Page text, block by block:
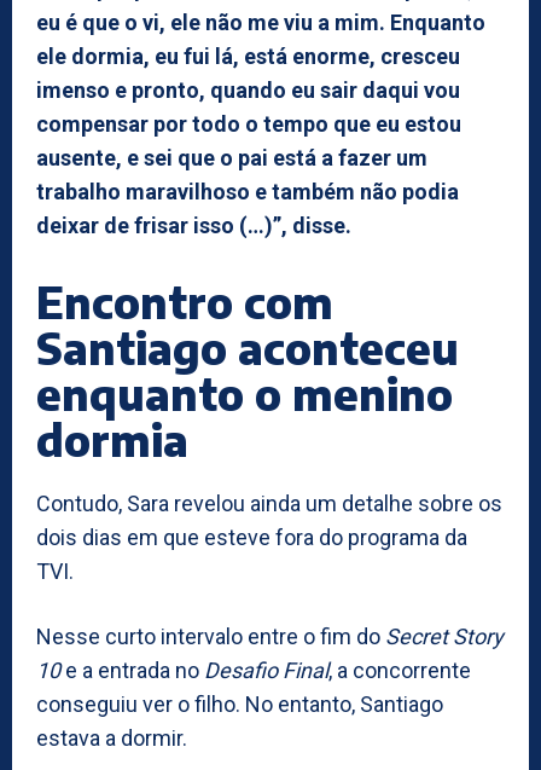
eu é que o vi, ele não me viu a mim. Enquanto
ele dormia, eu fui lá, está enorme, cresceu
imenso e pronto, quando eu sair daqui vou
compensar por todo o tempo que eu estou
ausente, e sei que o pai está a fazer um
trabalho maravilhoso e também não podia
deixar de frisar isso (…)”, disse.
Encontro com
Santiago aconteceu
enquanto o menino
dormia
Contudo, Sara revelou ainda um detalhe sobre os
dois dias em que esteve fora do programa da
TVI.
Nesse curto intervalo entre o fim do Secret Story
10e a entrada no Desafio Final, a concorrente
conseguiu ver o filho. No entanto, Santiago
estava a dormir.